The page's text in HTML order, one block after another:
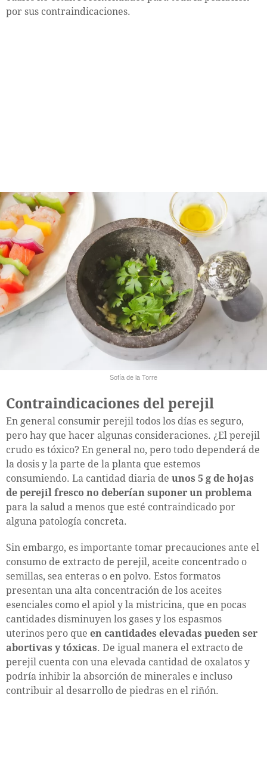
por sus contraindicaciones.
Sofía de la Torre
Contraindicaciones del perejil
En general consumir perejil todos los días es seguro,
pero hay que hacer algunas consideraciones. ¿El perejil
crudo es tóxico? En general no, pero todo dependerá de
la dosis y la parte de la planta que estemos
consumiendo. La cantidad diaria de unos 5 g de hojas
de perejil fresco no deberían suponer un problema
para la salud a menos que esté contraindicado por
alguna patología concreta.
Sin embargo, es importante tomar precauciones ante el
consumo de extracto de perejil, aceite concentrado o
semillas, sea enteras o en polvo. Estos formatos
presentan una alta concentración de los aceites
esenciales como el apiol y la mistricina, que en pocas
cantidades disminuyen los gases y los espasmos
uterinos pero que en cantidades elevadas pueden ser
abortivas y tóxicas. De igual manera el extracto de
perejil cuenta con una elevada cantidad de oxalatos y
podría inhibir la absorción de minerales e incluso
contribuir al desarrollo de piedras en el riñón.